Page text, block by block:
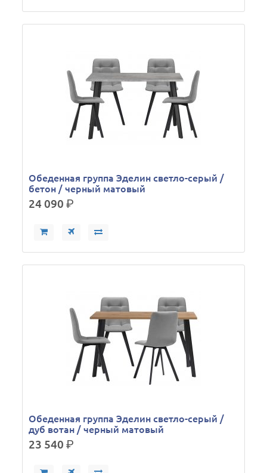
Обеденная группа Эделин светло-серый /
бетон / черный матовый
24 090р.
Обеденная группа Эделин светло-серый /
дуб вотан / черный матовый
23 540р.